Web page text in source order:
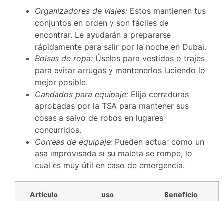
Organizadores de viajes: Estos mantienen tus
conjuntos en orden y son fáciles de
encontrar. Le ayudarán a prepararse
rápidamente para salir por la noche en Dubai.
Bolsas de ropa: Úselos para vestidos o trajes
para evitar arrugas y mantenerlos luciendo lo
mejor posible.
Candados para equipaje: Elija cerraduras
aprobadas por la TSA para mantener sus
cosas a salvo de robos en lugares
concurridos.
Correas de equipaje: Pueden actuar como un
asa improvisada si su maleta se rompe, lo
cual es muy útil en caso de emergencia.
Artículo uso Beneficio